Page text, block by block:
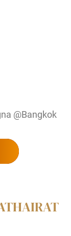
@Bangkok